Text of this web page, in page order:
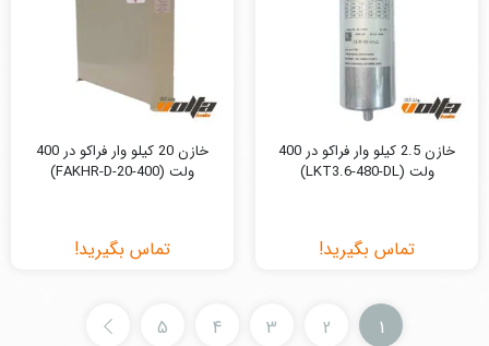
خازن 2.5 کیلو وار فراکو در 400
ولت (LKT3.6-480-DL)
تماس بگیرید!
خازن 20 کیلو وار فراکو در 400
ولت (FAKHR-D-20-400)
تماس بگیرید!
1
2
3
4
5